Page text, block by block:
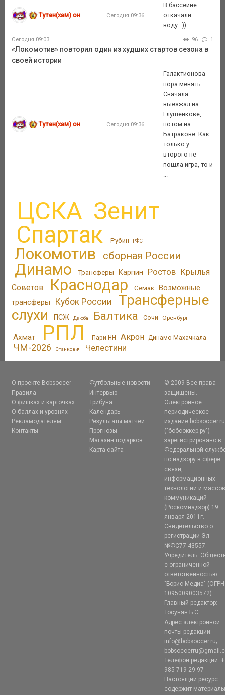
Тутен(хам) он Сегодня 09:36
В бассейне
откачали
воду...))
Сегодня 09:03 96 1
«Локомотив» повторил один из худших стартов сезона в
своей истории
Тутен(хам) он Сегодня 09:36
Галактионова
пора менять.
Сначала
выезжал на
Глушенкове,
потом на
Батракове. Как
только у
второго не
пошла игра, то и
ЦСКА Зенит
Спартак Рубин РФС
Локомотив сборная России
Динамо Трансферы Карпин Ростов Крылья
Советов
Краснодар Семак Возможные
трансферы
Кубок России
Трансферные
слухи
ПСЖ Дзюба Балтика Сочи Оренбург
Ахмат РПЛ Пари НН Акрон Динамо Махачкала
ЧМ-2026 Станкович Челестини
О проекте Bobsoccer
Правила
О фишках и карточках
О баллах и уровнях
Рекламодателям
Контакты
Футбольные новости
Интервью
Трибуна
Календарь
Результаты матчей
Прогнозы
Магазин подарков
Карта сайта
© 2009 Все права
защищены.
Электронное
периодическое
издание bobsoccer.ru
("бобсоккер.ру")
зарегистрировано в
Федеральной
по надзору в сфере
связи,
информационных
технологий и
коммуникаций
(Роскомнадзор) 19
января 2011г.
Свидетельство о
регистрации Эл
№ФС77-43557.
Учредитель:
с ограниченной
ответственностью
"Борис-Медиа" (ОГРН
1095009003572)
Главный редактор:
Тосунян Б.С.
Адрес электронной
почты редакции:
info@bobsoccer.ru;
Телефон редакции:
985 719 29 97
Настоящий ресурс
содержит